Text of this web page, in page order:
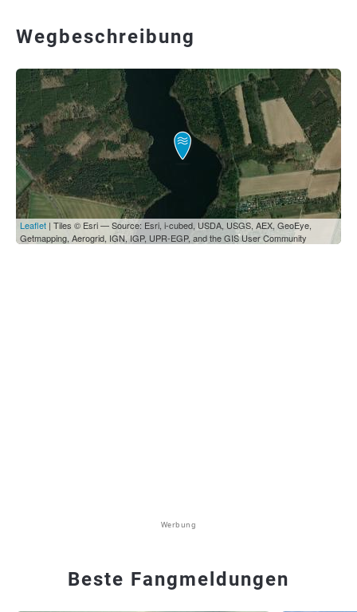
Wegbeschreibung
Leaflet | Tiles © Esri — Source: Esri, i-cubed, USDA, USGS, AEX, GeoEye,
Getmapping, Aerogrid, IGN, IGP, UPR-EGP, and the GIS User Community
Werbung
Beste Fangmeldungen